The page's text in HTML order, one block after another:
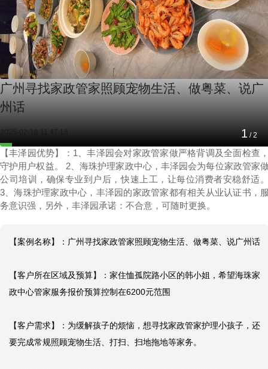
1 /2
广州寻找家政管家照顾宠物生活、做粤菜、说广
州话
2025-02-18 11:47:18
【丰泽园优势】：1、丰泽园会对家政管家做严格背调及全面检查
守护用户权益。 2、海珠护理家政中心，丰泽园会为每位家政管家
公司培训，确保专业到户后，快速上工，让每位消费者安稳舒适
3、海珠护理家政中心，丰泽园的家政管家都有相关从业认证书，
务意识强，另外，丰泽园承诺：不合意，可随时更换。
【案例名称】：广州寻找家政管家照顾宠物生活、做粤菜、说广州话
【客户所在区域及预算】：家住恤孤院路小区的韩小姐，希望海珠家
政中心管家服务报价预算控制在6200元范围
【客户需求】：为缓解孩子的烦恼，想寻找家政管家护理小孩子，还
要完成常规照顾宠物生活、打扫、扫地拖地等家务。